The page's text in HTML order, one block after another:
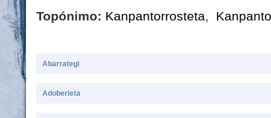
Topónimo: Kanpantorrosteta,
Abarrategi
Adoberieta